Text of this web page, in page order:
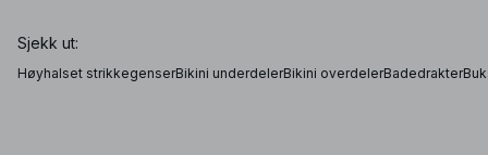
Sjekk ut:
Høyhalset strikkegenserBikini underdelerBikini overdelerBadedrakter